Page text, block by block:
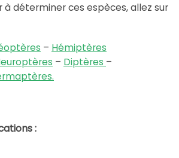
à déterminer ces espèces, allez sur
– Hémiptères
– Diptères –
: